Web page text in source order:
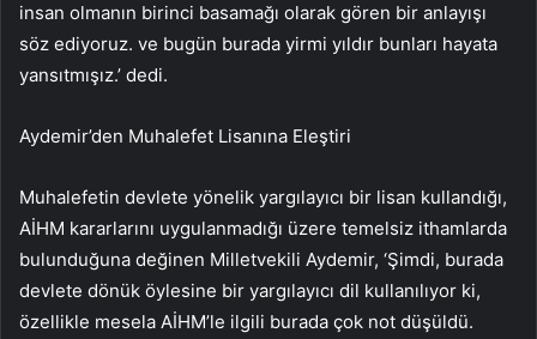
insan olmanın birinci basamağı olarak gören bir anlayışı
söz ediyoruz. ve bugün burada yirmi yıldır bunları hayata
yansıtmışız.’ dedi.
Aydemir’den Muhalefet Lisanına Eleştiri
Muhalefetin devlete yönelik yargılayıcı bir lisan kullandığı,
AİHM kararlarını uygulanmadığı üzere temelsiz ithamlarda
bulunduğuna değinen Milletvekili Aydemir, ‘Şimdi, burada
devlete dönük öylesine bir yargılayıcı dil kullanılıyor ki,
özellikle mesela AİHM’le ilgili burada çok not düşüldü.